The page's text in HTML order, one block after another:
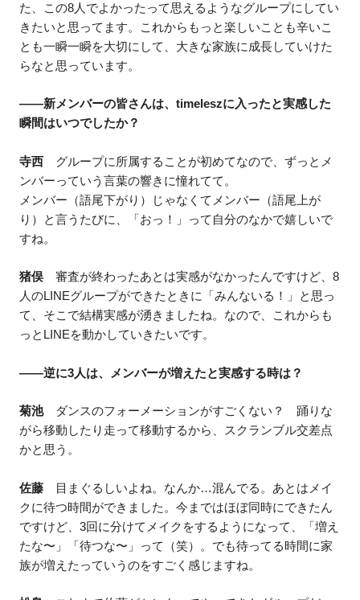
た、この8人でよかったって思えるようなグループにしてい
きたいと思ってます。これからもっと楽しいことも辛いこ
とも一瞬一瞬を大切にして、大きな家族に成長していけた
らなと思っています。
——新メンバーの皆さんは、timeleszに入ったと実感した
瞬間はいつでしたか？
寺西 グループに所属することが初めてなので、ずっとメ
ンバーっていう言葉の響きに憧れてて。
メンバー（語尾下がり）じゃなくてメンバー（語尾上が
り）と言うたびに、「おっ！」って自分のなかで嬉しいで
すね。
猪俣 審査が終わったあとは実感がなかったんですけど、8
人のLINEグループができたときに「みんないる！」と思っ
て、そこで結構実感が湧きましたね。なので、これからも
っとLINEを動かしていきたいです。
——逆に3人は、メンバーが増えたと実感する時は？
菊池ダンスのフォーメーションがすごくない？ 踊りな
がら移動したり走って移動するから、スクランブル交差点
かと思う。
佐藤 目まぐるしいよね。なんか…混んでる。あとはメイ
クに待つ時間ができました。今まではほぼ同時にできたん
ですけど、3回に分けてメイクをするようになって、「増え
たな〜」「待つな〜」って（笑）。でも待ってる時間に家
族が増えたっていうのをすごく感じますね。